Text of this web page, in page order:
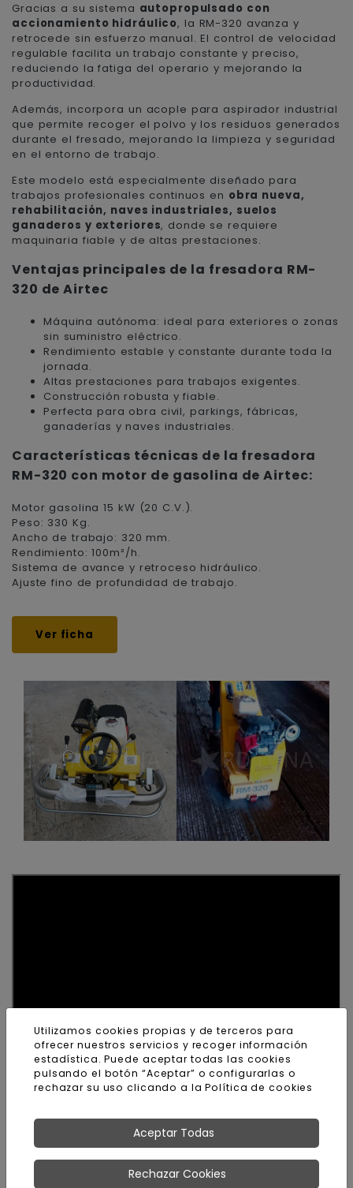
Gracias a su sistema autopropulsado con
accionamiento hidráulico, la RM-320 avanza y
retrocede sin esfuerzo manual. El control de velocidad
regulable facilita un trabajo constante y preciso,
reduciendo la fatiga del operario y mejorando la
productividad.
Además, incorpora un acople para aspirador industrial
que permite recoger el polvo y los residuos generados
durante el fresado, mejorando la limpieza y seguridad
en el entorno de trabajo.
Este modelo está especialmente diseñado para
trabajos profesionales continuos en obra nueva,
rehabilitación, naves industriales, suelos
ganaderos y exteriores, donde se requiere
maquinaria fiable y de altas prestaciones.
Ventajas principales de la fresadora RM-
320 de Airtec
Máquina autónoma: ideal para exteriores o zonas
sin suministro eléctrico.
Rendimiento estable y constante durante toda la
jornada.
Altas prestaciones para trabajos exigentes.
Construcción robusta y fiable.
Perfecta para obra civil, parkings, fábricas,
ganaderías y naves industriales.
Características técnicas de la fresadora
RM-320 con motor de gasolina de Airtec:
Motor gasolina 15 kW (20 C.V.).
Peso: 330 Kg.
Ancho de trabajo: 320 mm.
Rendimiento: 100m²/h.
Sistema de avance y retroceso hidráulico.
Ajuste fino de profundidad de trabajo.
Ver ficha
OTRAS NOTICIAS DE RD LUNA
Utilizamos cookies propias y de terceros para
ofrecer nuestros servicios y recoger información
estadística. Puede aceptar todas las cookies
pulsando el botón “Aceptar” o configurarlas o
rechazar su uso clicando a laPolítica de cookies
Aceptar Todas
Rechazar Cookies